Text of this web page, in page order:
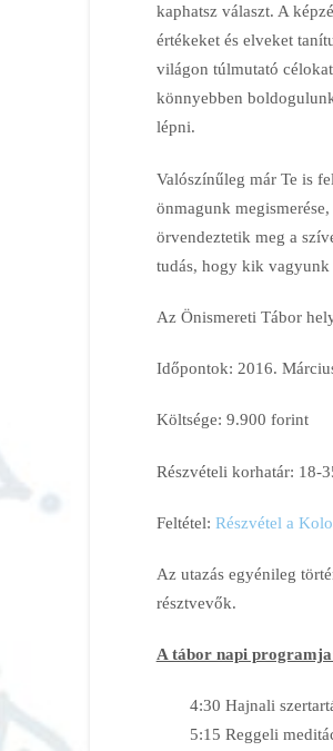
kaphatsz választ. A
értékeket és elveket
világon túlmutató
könnyebben
lépni.
Valószínűleg már Te is
önmagunk
örvendeztetik meg a
tudás, hogy kik vagyunk
Az Önismereti Tábor
Időpontok: 2016.
Költsége: 9.900 forint
Részvételi korhatár: 18-
Feltétel: Részvétel a
Az utazás egyénileg
résztvevők.
A tábor napi
4:30 Hajnali
5:15 Reggeli